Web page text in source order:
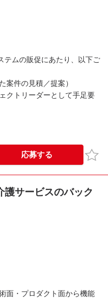
テムの販促にあたり、以下ご
案件の見積／提案）
クトリーダーとして手足要
応募する お気
護サービスのバック
面・プロダクト面から機能